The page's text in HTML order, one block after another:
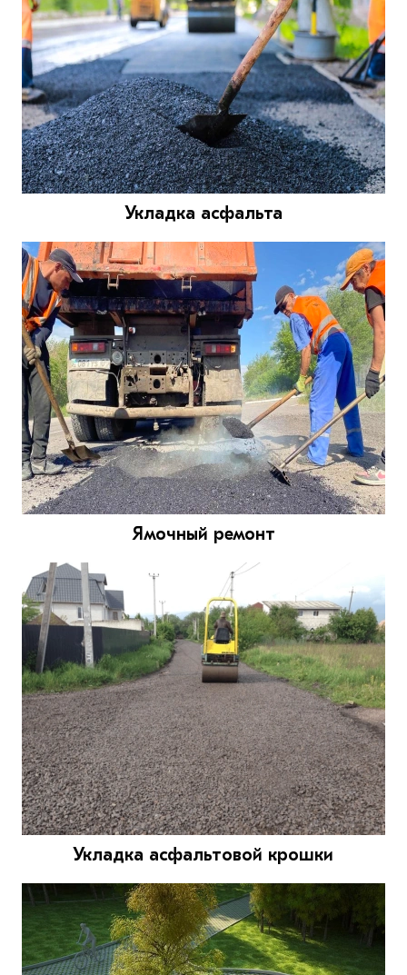
Укладка асфальта
Ямочный ремонт
Укладка асфальтовой крошки